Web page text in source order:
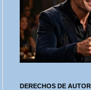
DERECHOS DE AUTOR